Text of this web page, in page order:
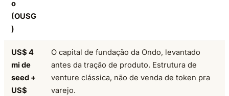
o
(OUSG
)
US$ 4
mi de
seed +
US$
O capital de fundação da Ondo, levantado
antes da tração de produto. Estrutura de
venture clássica, não de venda de token pra
varejo.